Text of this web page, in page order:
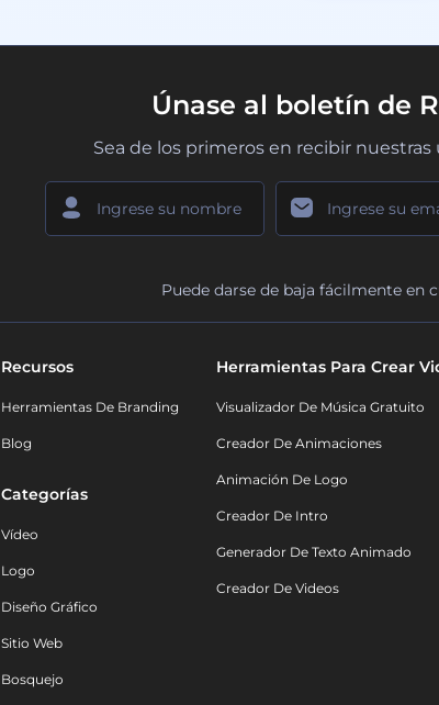
Únase al boletín de
Sea de los primeros en recibir
Puede darse de baja fácilmente en
Recursos
Herramientas De Branding
Blog
Categorías
Vídeo
Logo
Diseño Gráfico
Sitio Web
Bosquejo
Herramientas Para Crear
Visualizador De Música Gratuito
Creador De Animaciones
Animación De Logo
Creador De Intro
Generador De Texto Animado
Creador De Videos